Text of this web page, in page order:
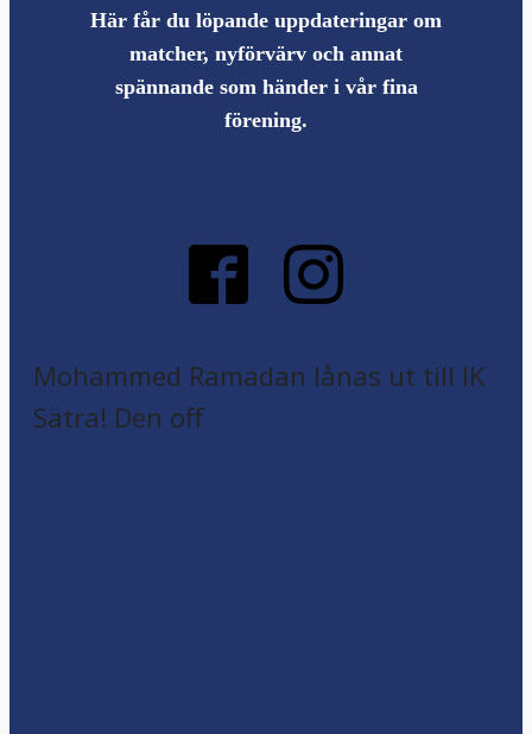
Här får du löpande uppdateringar om
matcher, nyförvärv och annat
spännande som händer i vår fina
förening.
Mohammed Ramadan lånas ut till IK
Sätra! Den off